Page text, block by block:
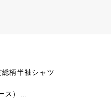
柄半袖シャツ
）